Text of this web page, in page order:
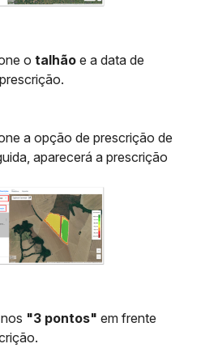
o talhão e a data de
a opção de prescrição de
aparecerá a prescrição
"3 pontos" em frente